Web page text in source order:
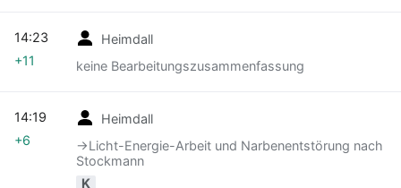
Heimdall
keine Bearbeitungszusammenfassung
14:23
+11
Heimdall
→‎Licht-Energie-Arbeit und Narbenentstörung nach
Stockmann
K
14:19
+6